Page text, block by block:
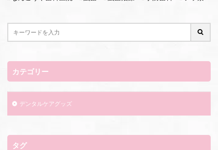
カテゴリー
デンタルケアグッズ
タグ